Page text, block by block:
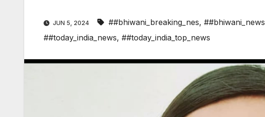
JUN 5, 2024 ##bhiwani_breaking_nes, ##bhiwani_news
##today_india_news, ##today_india_top_news